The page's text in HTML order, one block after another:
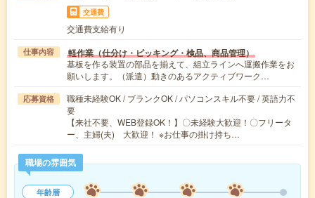
交通費
交通費支給有り
仕事内容 軽作業（仕分け・ピッキング・検品、商品管理）
基板を作る装置の部品を揃えて、組立ラインへ運搬作業をお
願いします。（派遣）動きのあるアクティブワーク…
応募資格
職種未経験OK / ブランクOK / パソコンスキル不要 / 英語力不
要
【来社不要、WEB登録OK！】〇未経験大歓迎！〇フリータ
ー、主婦(夫) 大歓迎！ ※お仕事の掛け持ち…
職場の雰囲気
年齢層